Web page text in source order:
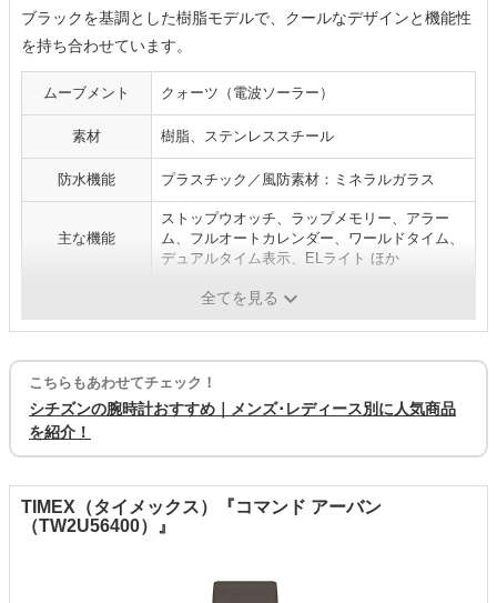
ブラックを基調とした樹脂モデルで、クールなデザインと機能性
を持ち合わせています。
ムーブメント クォーツ（電波ソーラー）
素材 樹脂、ステンレススチール
防水機能 プラスチック／風防素材：ミネラルガラス
主な機能
ストップウオッチ、ラップメモリー、アラー
ム、フルオートカレンダー、ワールドタイム、
デュアルタイム表示、ELライト ほか
16.5mm全てを見る
こちらもあわせてチェック！
シチズンの腕時計おすすめ｜メンズ･レディース別に人気商品
を紹介！
TIMEX（タイメックス）『コマンド アーバン
（TW2U56400）』